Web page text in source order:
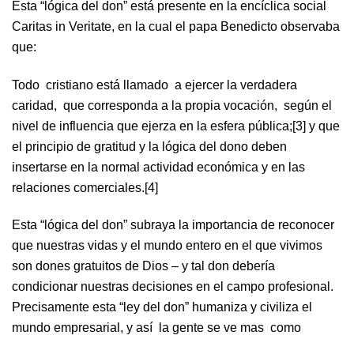
Esta “lógica del don” está presente en la encíclica social
Caritas in Veritate, en la cual el papa Benedicto observaba
que:
Todo cristiano está llamado a ejercer la verdadera
caridad, que corresponda a la propia vocación, según el
nivel de influencia que ejerza en la esfera pública;[3] y que
el principio de gratitud y la lógica del dono deben
insertarse en la normal actividad económica y en las
relaciones comerciales.[4]
Esta “lógica del don” subraya la importancia de reconocer
que nuestras vidas y el mundo entero en el que vivimos
son dones gratuitos de Dios – y tal don debería
condicionar nuestras decisiones en el campo profesional.
Precisamente esta “ley del don” humaniza y civiliza el
mundo empresarial, y así la gente se ve mas como